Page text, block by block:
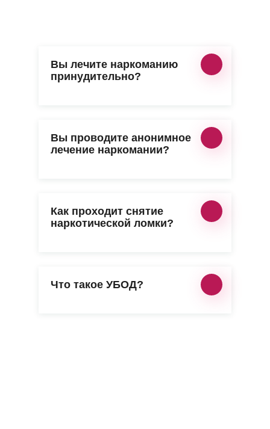
Вы лечите наркоманию
принудительно?
Вы проводите анонимное
лечение наркомании?
Как проходит снятие
наркотической ломки?
Что такое УБОД?